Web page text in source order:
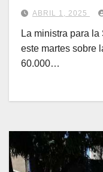
ABRIL 1, 2025
La ministra para
este martes sobre
60.000…